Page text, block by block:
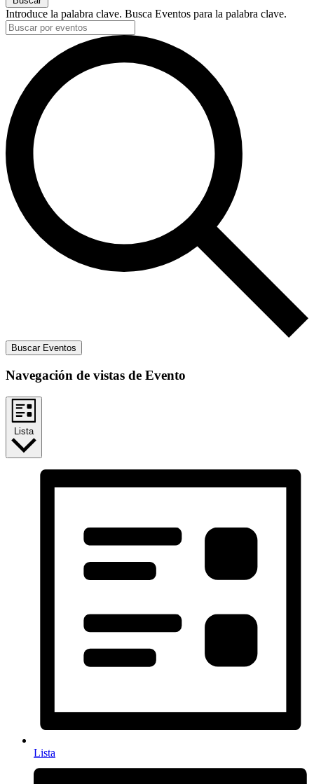
Introduce la palabra clave. Busca Eventos para la palabra clave.
Buscar Eventos
Navegación de vistas de Evento
Lista
Lista